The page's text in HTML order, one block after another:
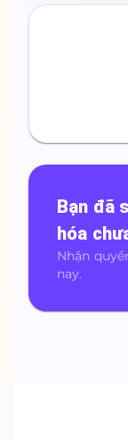
Bạn đã
hóa
Nhận
nay.